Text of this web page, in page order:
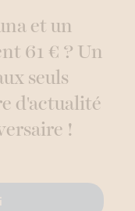
et un
61 € ? Un
seuls
d'actualité
!